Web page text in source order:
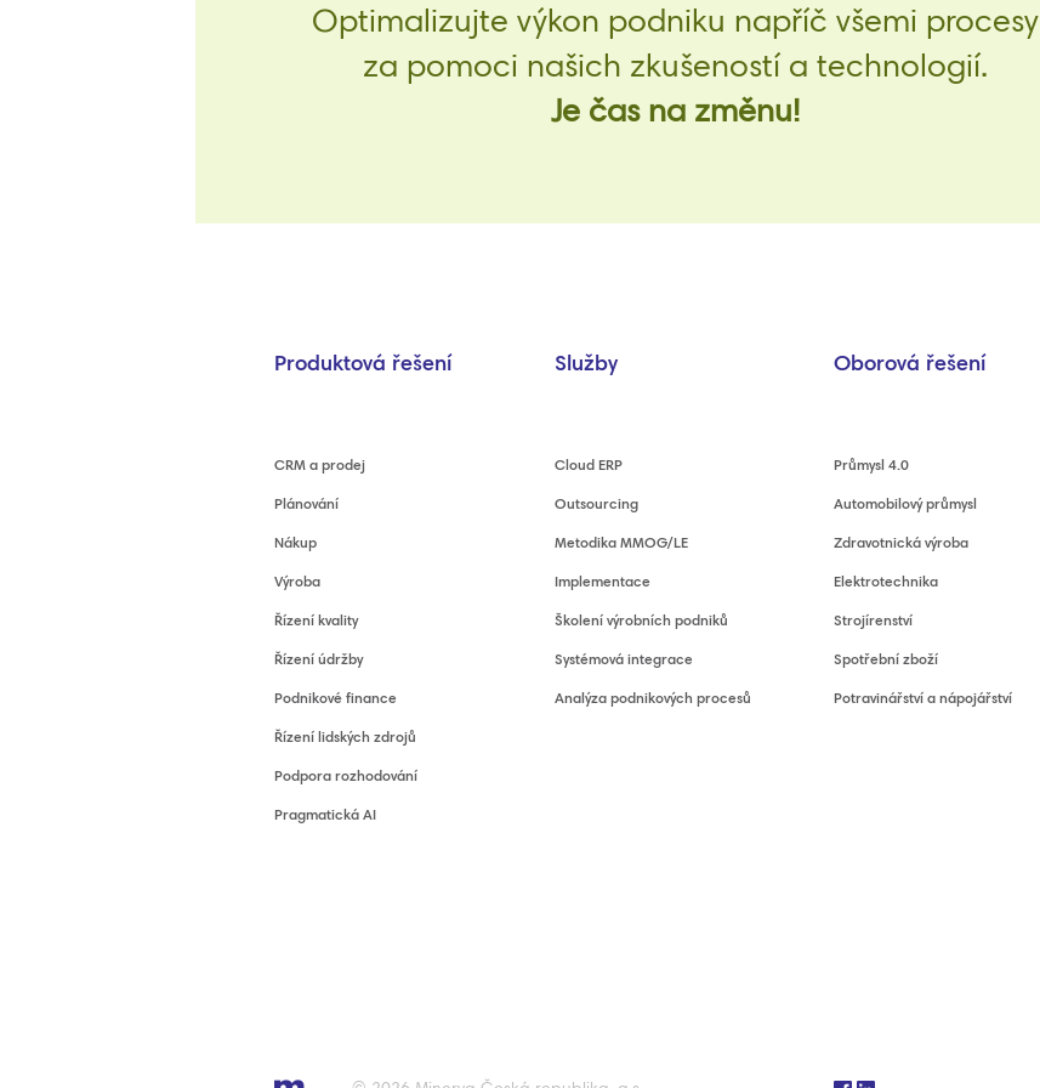
Optimalizujte výkon podniku napříč všemi procesy
za pomoci našich zkušeností a technologií.
Je čas na změnu!
Produktová řešení
CRM a prodej
Plánování
Nákup
Výroba
Řízení kvality
Řízení údržby
Podnikové finance
Řízení lidských zdrojů
Podpora rozhodování
Pragmatická AI
Služby
Cloud ERP
Outsourcing
Metodika MMOG/LE
Implementace
Školení výrobních podniků
Systémová integrace
Analýza podnikových procesů
Oborová řešení
Průmysl 4.0
Automobilový průmysl
Zdravotnická výroba
Elektrotechnika
Strojírenství
Spotřební zboží
Potravinářství a nápojářství